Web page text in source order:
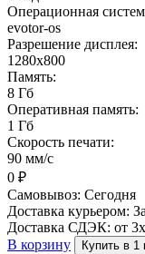
Операционная
evotor-os
Разрешение дисплея:
1280x800
Память:
8 Гб
Оперативная память:
1 Гб
Скорость печати:
90 мм/с
0 ₽
Самовывоз: Сегодня
Доставка курьером:
Доставка СДЭК: от
В корзину
Купить в 1